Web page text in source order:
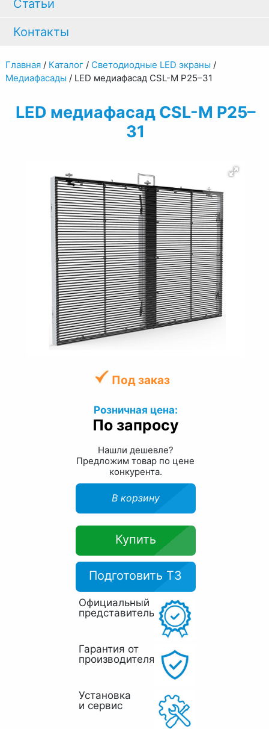
Статьи
Контакты
Главная/ Каталог/ Светодиодные LED экраны /
Медиафасады / LED медиафасад CSL-M P25–31
LED медиафасад CSL-M P25–
31
Под заказ
Розничная цена:
По запросу
Нашли дешевле?
Предложим товар по цене
конкурента.
В корзину
Купить
Подготовить ТЗ
Официальный
представитель
Гарантия от
производителя
Установка
и сервис